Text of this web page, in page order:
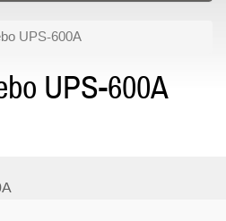
UPS-600A
UPS-600A